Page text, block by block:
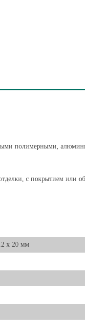
полимерными,
с покрытием или
x 20 мм